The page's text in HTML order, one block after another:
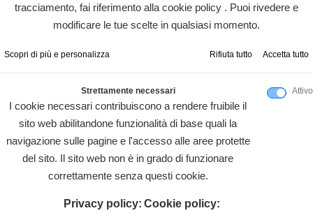
tracciamento, fai riferimento alla cookie policy . Puoi rivedere e
modificare le tue scelte in qualsiasi momento.
Scopri di più e personalizza Rifiuta tutto Accetta tutto
Strettamente necessari
I cookie necessari contribuiscono a rendere fruibile il
sito web abilitandone funzionalità di base quali la
navigazione sulle pagine e l'accesso alle aree protette
del sito. Il sito web non è in grado di funzionare
correttamente senza questi cookie.
Privacy policy: Cookie policy:
Attivo